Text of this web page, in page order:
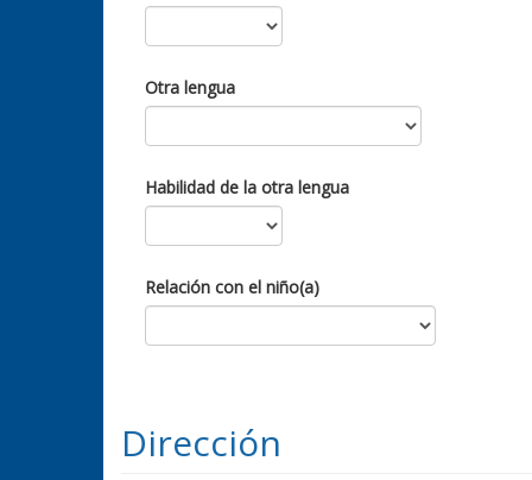
Otra lengua
Habilidad de la otra lengua
Relación con el niño(a)
Dirección